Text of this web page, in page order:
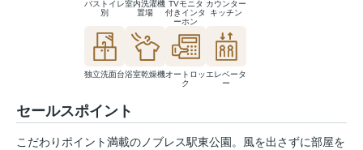
バストイレ
別
室内洗濯機
置場
TVモニタ
付きインタ
ーホン
カウンター
キッチン
独立洗面台浴室乾燥機オートロッ
ク
エレベータ
ー
セールスポイント
こだわりポイント満載のノブレス駅東公園。風を出さずに部屋を